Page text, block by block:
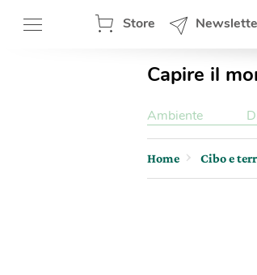
Store
Capire il
Ambiente
Home Cibo e